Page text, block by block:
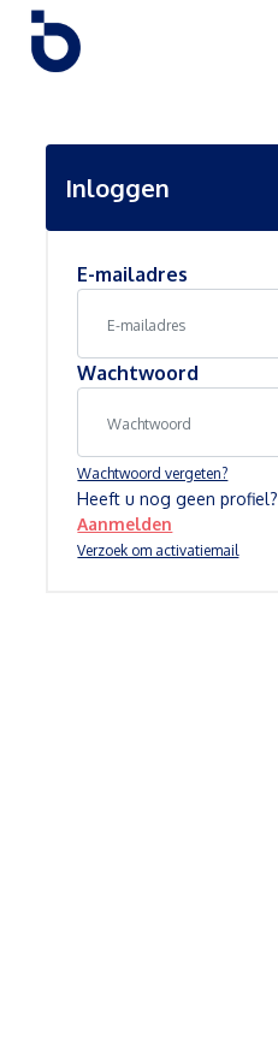
Inloggen
E-mailadres
Wachtwoord
Wachtwoord vergeten?
Verzoek om activatiemail
Heeft u nog geen profiel?
Aanmelden